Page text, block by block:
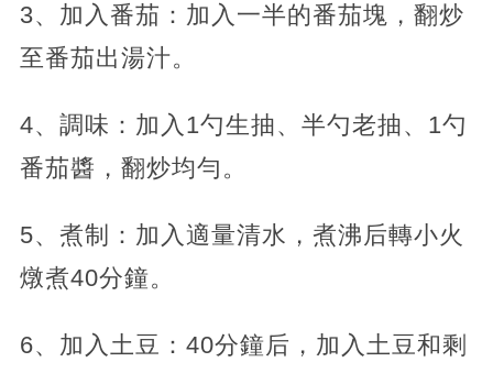
3、加入番茄：加入一半的番茄塊，翻炒
至番茄出湯汁。
4、調味：加入1勺生抽、半勺老抽、1勺
番茄醬，翻炒均勻。
5、煮制：加入適量清水，煮沸后轉小火
燉煮40分鐘。
6、加入土豆：40分鐘后，加入土豆和剩